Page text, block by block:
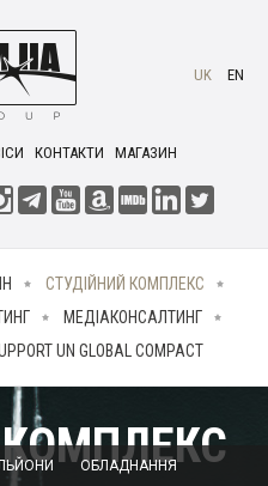
КОНТАКТИ МАГАЗИН
UK EN
СТУДІЙНИЙ КОМПЛЕКС
МЕДІАКОНСАЛТИНГ
UN GLOBAL COMPACT
ОБЛАДНАННЯ